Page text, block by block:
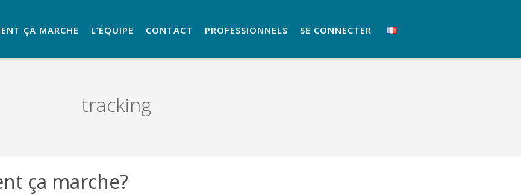
ÇA MARCHE L’ÉQUIPE CONTACT PROFESSIONNELS SE CONNECTER
tracking
ça marche?